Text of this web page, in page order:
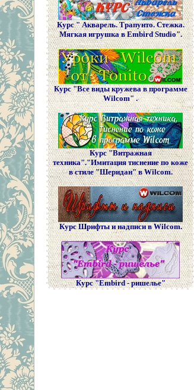
Курс " Акварель. Трапунто. Стежка.
Мягкая игрушка в Embird Studio".
Курс "Все виды кружева в программе
Wilcom" .
Курс "Витражная
техника"."Имитация тиснение по коже
в стиле "Шеридан" в Wilcom.
Курс Шрифты и надписи в Wilcom.
Курс "Embird - ришелье"